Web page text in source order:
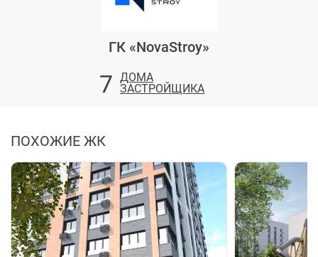
ГК «NovaStroy»
7 ДОМА
ЗАСТРОЙЩИКА
ПОХОЖИЕ ЖК